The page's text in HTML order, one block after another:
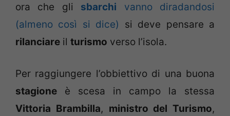
ora che gli
sbarchi vanno diradandosi
(almeno così si dice) si deve pensare a
rilanciare il turismo verso l’isola.
Per raggiungere l’obbiettivo di una buona
stagione è scesa in campo la stessa
Vittoria Brambilla, ministro del Turismo,